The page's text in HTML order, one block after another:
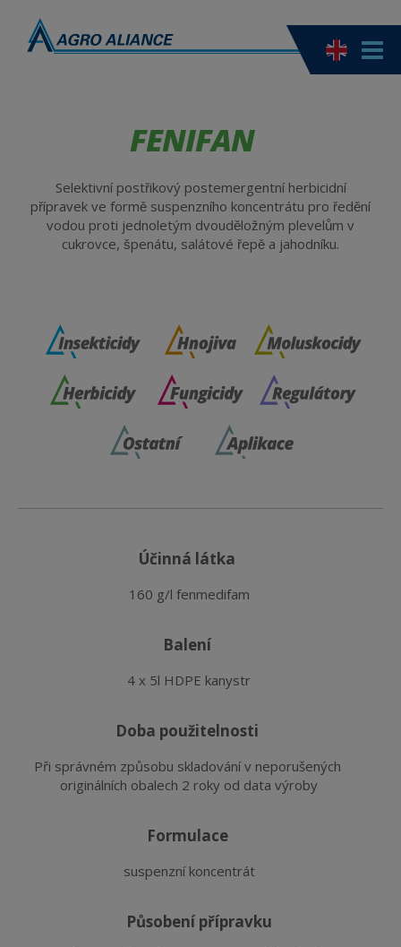
FENIFAN
Selektivní postřikový postemergentní herbicidní
přípravek ve formě suspenzního koncentrátu pro ředění
vodou proti jednoletým dvouděložným plevelům v
cukrovce, špenátu, salátové řepě a jahodníku.
účinná látka
160 g/l fenmedifam
balení
4 x 5l HDPE kanystr
doba použitelnosti
Při správném způsobu skladování v neporušených
originálních obalech 2 roky od data výroby
formulace
suspenzní koncentrát
působení přípravku